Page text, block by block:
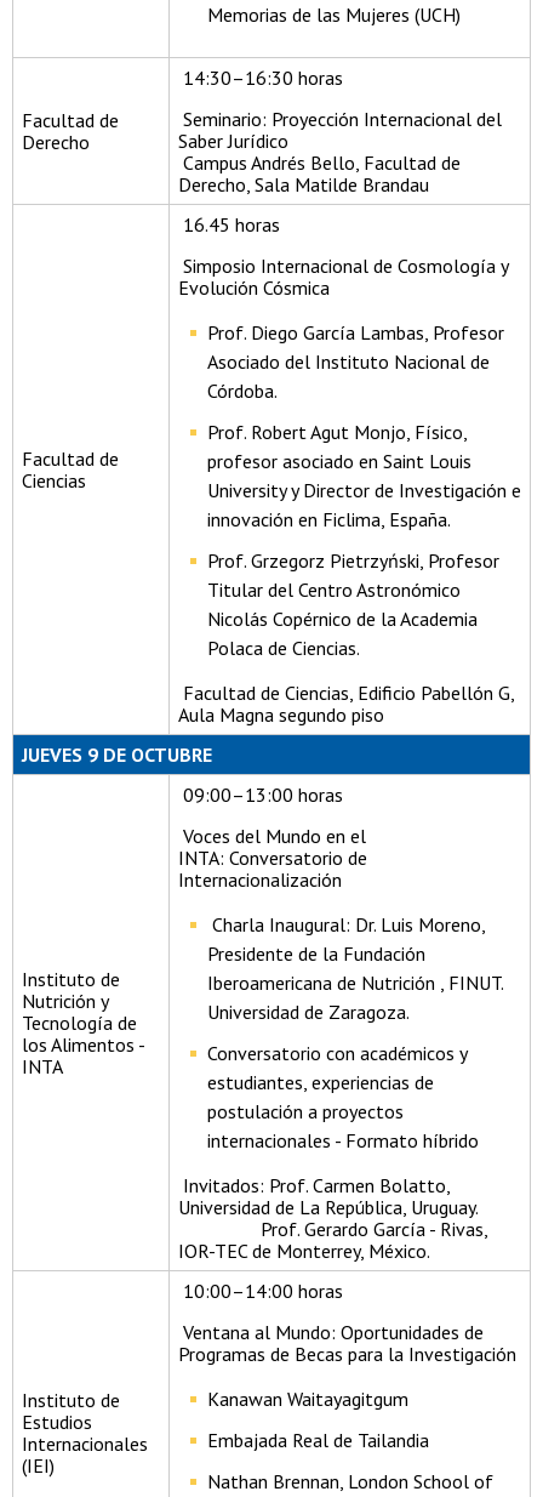
Memorias de las Mujeres (UCH)
Facultad de
Derecho
14:30–16:30 horas
Seminario: Proyección Internacional del
Saber Jurídico
Campus Andrés Bello, Facultad de
Derecho, Sala Matilde Brandau
Facultad de
Ciencias
16.45 horas
Simposio Internacional de Cosmología y
Evolución Cósmica
Prof. Diego García Lambas, Profesor
Asociado del Instituto Nacional de
Córdoba.
Prof. Robert Agut Monjo, Físico,
profesor asociado en Saint Louis
University y Director de Investigación e
innovación en Ficlima, España.
Prof. Grzegorz Pietrzyński, Profesor
Titular del Centro Astronómico
Nicolás Copérnico de la Academia
Polaca de Ciencias.
Facultad de Ciencias, Edificio Pabellón G,
Aula Magna segundo piso
JUEVES 9 DE OCTUBRE
Instituto de
Nutrición y
Tecnología de
los Alimentos -
INTA
09:00–13:00 horas
Voces del Mundo en el
INTA: Conversatorio de
Internacionalización
Charla Inaugural: Dr. Luis Moreno,
Presidente de la Fundación
Iberoamericana de Nutrición , FINUT.
Universidad de Zaragoza.
Conversatorio con académicos y
estudiantes, experiencias de
postulación a proyectos
internacionales - Formato híbrido
Invitados: Prof. Carmen Bolatto,
Universidad de La República, Uruguay.
Prof. Gerardo García - Rivas,
IOR-TEC de Monterrey, México.
Instituto de
Estudios
Internacionales
(IEI)
10:00–14:00 horas
Ventana al Mundo: Oportunidades de
Programas de Becas para la Investigación
Kanawan Waitayagitgum
Embajada Real de Tailandia
Nathan Brennan, London School of